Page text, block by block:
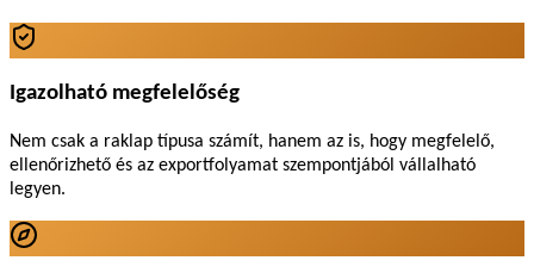
Igazolható megfelelőség
Nem csak a raklap típusa számít, hanem az is, hogy megfelelő,
ellenőrizhető és az exportfolyamat szempontjából vállalható
legyen.